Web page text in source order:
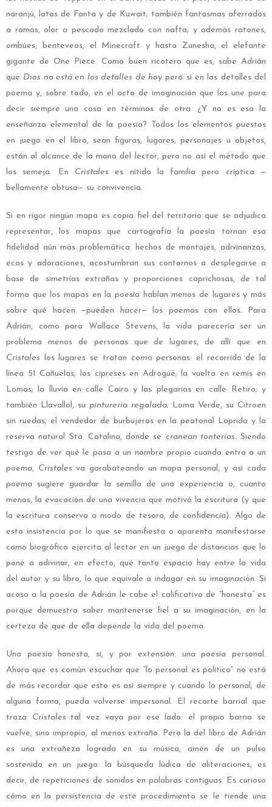
naranjú, latas de Fanta y de Kuwait; también fantasmas aferrados
a ramas, olor a pescado mezclado con nafta; y además ratones,
ombúes, benteveos, el Minecraft y hasta Zunesha, el elefante
gigante de One Piece. Como buen ricotero que es, sabe Adrián
que Dios no está en los detalles de hoypero sí en los detalles del
poema y, sobre todo, en el acto de imaginación que los une para
decir siempre una cosa en términos de otra. ¿Y no es esa la
enseñanza elemental de la poesía? Todos los elementos puestos
en juego en el libro, sean figuras, lugares, personajes u objetos,
están al alcance de la mano del lector, pero no así el método que
los semeja. En Cristales es nítida la familia pero críptica —
bellamente obtusa— su convivencia.
Si en rigor ningún mapa es copia fiel del territorio que se adjudica
representar, los mapas que cartografía la poesía tornan esa
fidelidad aún más problemática: hechos de montajes, adivinanzas,
ecos y adoraciones, acostumbran sus contornos a desplegarse a
base de simetrías extrañas y proporciones caprichosas, de tal
forma que los mapas en la poesía hablan menos de lugares y más
sobre qué hacen —pueden hacer— los poemas con ellos. Para
Adrián, como para Wallace Stevens, la vida parecería ser un
problema menos de personas que de lugares, de allí que en
Cristales los lugares se tratan comopersonas: el recorrido de la
línea 51 Cañuelas; los cipreses en Adrogué; la vuelta en remis en
Lomas; la lluvia en calle Cairo y las plegarias en calle Retiro; y
también Llavallol, supinturería regalada; Loma Verde, su Citroen
sin ruedas; el vendedor de burbujeros en la peatonal Laprida y la
reserva natural Sta. Catalina, donde se cranean tonterías. Siendo
testigo de ver qué le pasa a un nombre propio cuando entra a un
poema, Cristales va garabateando un mapa personal, y así cada
poema sugiere guardar la semilla de una experiencia o, cuanto
menos, la evocación de una vivencia que motivó la escritura (y que
la escritura conserva a modo de tesoro, de confidencia). Algo de
esta insistencia por lo que se manifiesta o aparenta manifestarse
como biográfico ejercita al lector en un juego de distancias que lo
pone a adivinar, en efecto, qué tanto espacio hay entre la vida
del autor y su libro, lo que equivale a indagar en su imaginación. Si
acaso a la poesía de Adrián le cabe el calificativo de “honesta” es
porque demuestra saber mantenerse fiel a su imaginación, en la
certeza de que de ella depende la vida del poema.
Una poesía honesta, sí, y por extensión: una poesía personal.
Ahora que es común escuchar que “lo personal es político” no está
de más recordar que esto es así siempre y cuando lo personal, de
alguna forma, pueda volverse impersonal. El recorte barrial que
traza Cristales tal vez vaya por ese lado: el propio barrio se
vuelve, sino impropio, al menos extraño. Pero la del libro de Adrián
es una extrañeza lograda en su música, amén de un pulso
sostenido en un juego: la búsqueda lúdica de aliteraciones, es
decir, de repeticiones de sonidos en palabras contiguas. Es curioso
cómo en la persistencia de este procedimiento se le tiende una